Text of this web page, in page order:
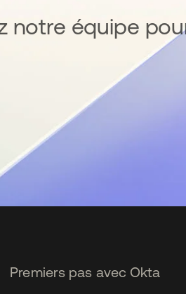
notre équipe
Premiers pas avec Okta